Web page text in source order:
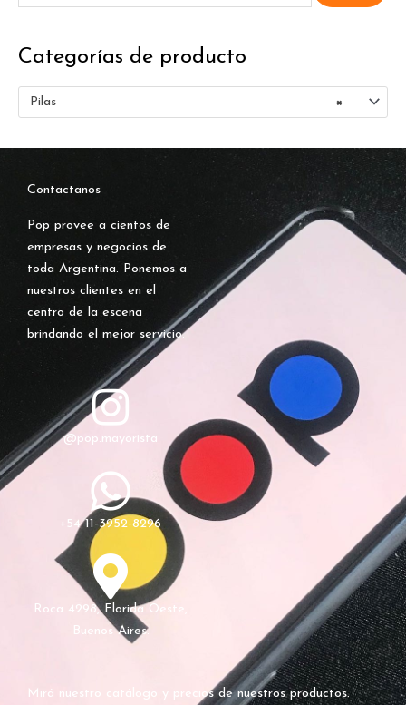
c
Categorías de producto
×
Pilas
Contactanos
Pop provee a cientos de
empresas y negocios de
toda Argentina. Ponemos a
nuestros clientes en el
centro de la escena
brindando el mejor servicio.
@pop.mayorista
+54 11-3952-8296
Roca 4298, Florida Oeste,
Buenos Aires.
Mirá nuestro catálogo y precios de nuestros productos.